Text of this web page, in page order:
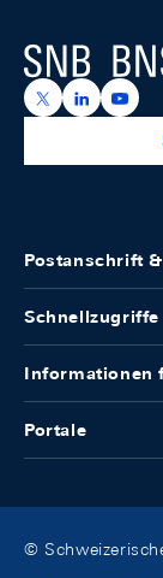
Logo
https://https://
Postanschrift
Schnellzugriffe
Informationen
Portale
©